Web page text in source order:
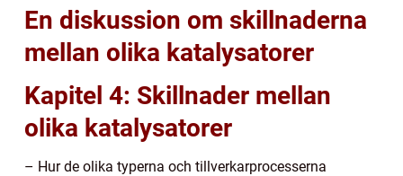
En diskussion om skillnaderna
mellan olika katalysatorer
Kapitel 4: Skillnader mellan
olika katalysatorer
– Hur de olika typerna och tillverkarprocesserna